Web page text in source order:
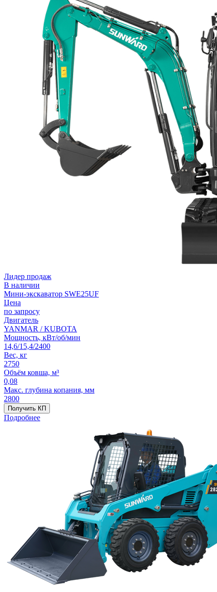
Лидер продаж
В наличии
Мини-экскаватор SWE25UF
Цена
по запросу
Двигатель
YANMAR / KUBOTA
Мощность, кВт/об/мин
14,6/15,4/2400
Вес, кг
2750
Объём ковша, м³
0,08
Макс. глубина копания, мм
2800
Получить КП
Подробнее